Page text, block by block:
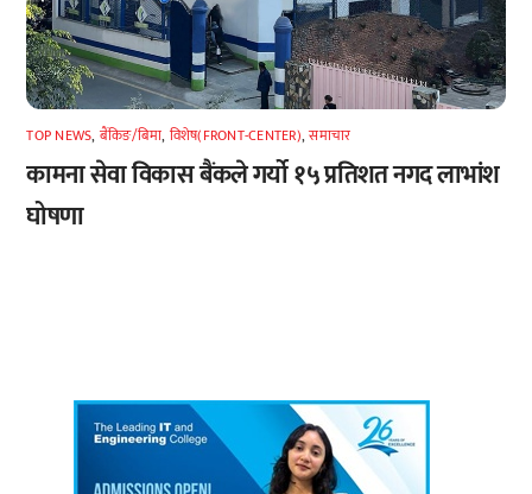
TOP NEWS, बैंकिङ/बिमा, विशेष(FRONT-CENTER),समाचार
कामना सेवा विकास बैंकले गर्यो १५ प्रतिशत नगद लाभांश
घोषणा